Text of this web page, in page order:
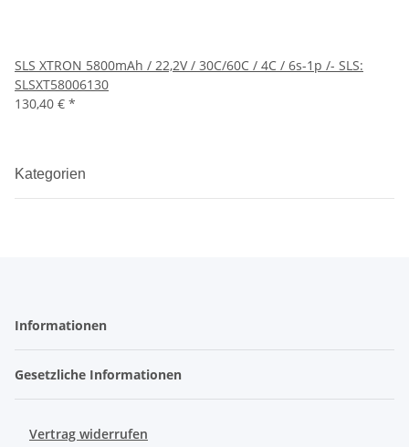
SLS XTRON 5800mAh / 22,2V / 30C/60C / 4C / 6s-1p /- SLS:
SLSXT58006130
130,40 € *
Kategorien
Informationen
Gesetzliche Informationen
Vertrag widerrufen